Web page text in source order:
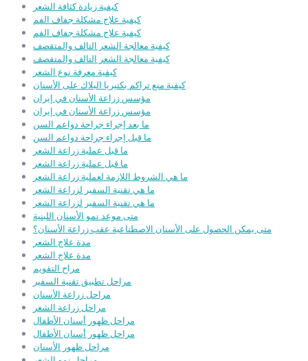
كيفية زيادة كثافة الشعر
كيفية علاج مشكلة جفاف الفم
كيفية علاج مشكلة جفاف الفم
كيفية معالجة الشعر التالف والمتقصف
كيفية معالجة الشعر التالف والمتقصف
كيفية معرفة نوع الشعر
كيفية منع تراكم بكتيريا البلاك على الأسنان
مؤسس زراعة الأسنان في إيران
مؤسس زراعة الأسنان في إيران
ما بعد إجراء جراحة دواعم السن
ما قبل إجراء جراحة دواعم السن
ما قبل عملية زراعة الشعر
ما قبل عملية زراعة الشعر
ما هي الشروط اللازمة لعملية زراعة الشعر
ما هي تقنية السفير لزراعة الشعر
ما هي تقنية السفير لزراعة الشعر
متى موعد نمو الأسنان اللبنية
متى يمكن الحصول على الأسنان الاصطناعية عقب زراعة الأسنان؟
مدة علاج الشعر
مدة علاج الشعر
مراح التقويم
مراحل تطبيق تقنية السفير
مراحل زراعة الأسنان
مراحل زراعة الشعر
مراحل ظهور أسنان الأطفال
مراحل ظهور أسنان الأطفال
مراحل ظهور الأسنان